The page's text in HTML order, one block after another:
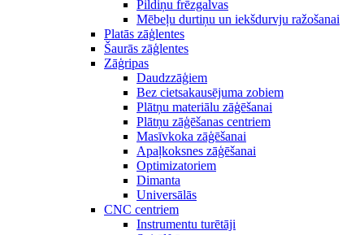
Pildiņu frēzgalvas
Mēbeļu durtiņu un iekšdurvju ražošanai
Platās zāģlentes
Šaurās zāģlentes
Zāģripas
Daudzzāģiem
Bez cietsakausējuma zobiem
Plātņu materiālu zāģēšanai
Plātņu zāģēšanas centriem
Masīvkoka zāģēšanai
Apaļkoksnes zāģēšanai
Optimizatoriem
Dimanta
Universālās
CNC centriem
Instrumentu turētāji